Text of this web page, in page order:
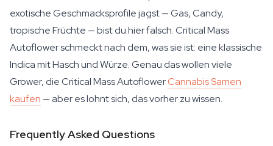
exotische Geschmacksprofile jagst — Gas, Candy,
tropische Früchte — bist du hier falsch. Critical Mass
Autoflower schmeckt nach dem, was sie ist: eine klassische
Indica mit Hasch und Würze. Genau das wollen viele
Grower, die Critical Mass AutoflowerCannabis Samen
kaufen — aber es lohnt sich, das vorher zu wissen.
Frequently Asked Questions